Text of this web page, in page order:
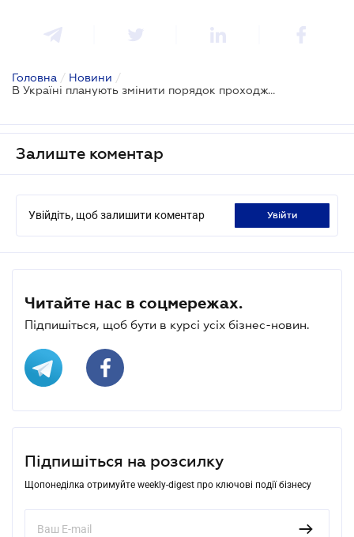
Головна / Новини /
В Україні планують змінити порядок проходження митного контролю для автомобілістів
Залиште коментар
Увійдіть, щоб залишити коментар увійти
Читайте нас в соцмережах.
Підпишіться, щоб бути в курсі усіх бізнес-новин.
Підпишіться на розсилку
Щопонеділка отримуйте weekly-digest про ключові події бізнесу